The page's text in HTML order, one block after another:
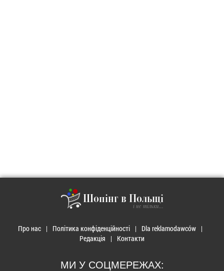
Шопінг в Польщі
і не тільки...
Про нас Політика конфіденційності
Dla reklamodawców
Редакція
Контакти
МИ У СОЦМЕРЕЖАХ: